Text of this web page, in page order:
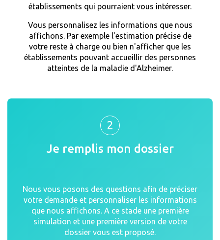
établissements qui pourraient vous intéresser.
Vous personnalisez les informations que nous
affichons. Par exemple l'estimation précise de
votre reste à charge ou bien n'afficher que les
établissements pouvant accueillir des personnes
atteintes de la maladie d'Alzheimer.
2
Je remplis mon dossier
Nous vous posons des questions afin de préciser
votre demande et personnaliser les informations
que nous affichons. A ce stade une première
simulation et une première version de votre
dossier vous est proposé.